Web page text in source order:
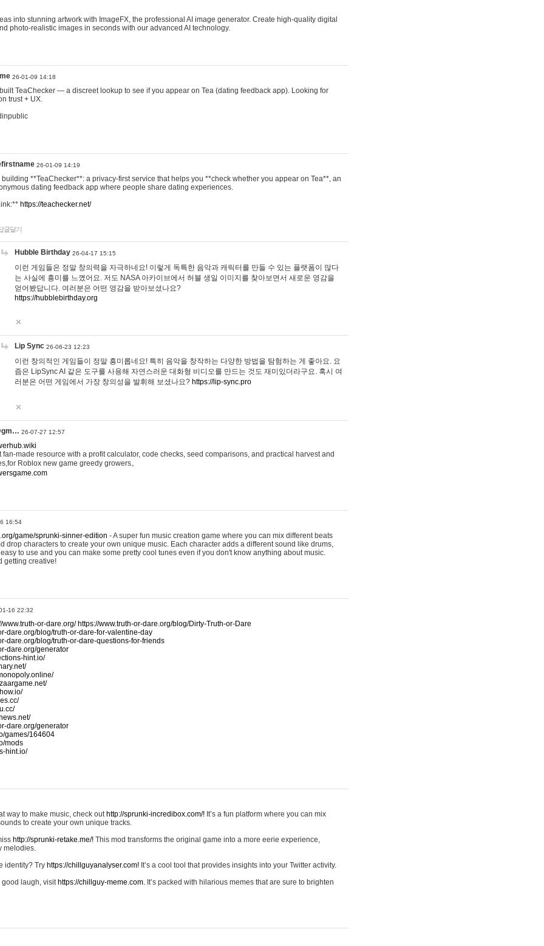
into stunning artwork with ImageFX, the professional AI image generator. Create high-quality digital
photo-realistic images in seconds with our advanced AI technology.
26-01-09 14:18
TeaChecker — a discreet lookup to see if you appear on Tea (dating feedback app). Looking for
trust + UX.
26-01-09 14:19
building **TeaChecker**: a privacy-first service that helps you **check whether you appear on Tea**, an
dating feedback app where people share dating experiences.
https://teachecker.net/
글달기
Hubble Birthday 26-04-17 15:15
이런 게임들은 정말 창의력을 자극하네요! 이렇게 독특한 음악과 캐릭터를 만들 수 있는 플랫폼이 많다
는 사실에 흥미를 느꼈어요. 저도 NASA 아카이브에서 허블 생일 이미지를 찾아보면서 새로운 영감을
얻어봤답니다. 여러분은 어떤 영감을 받아보셨나요?
https://hubblebirthday.org
Lip Sync 26-06-23 12:23
이런 창의적인 게임들이 정말 흥미롭네요! 특히 음악을 창작하는 다양한 방법을 탐험하는 게 좋아요. 요
즘은 LipSync AI 같은 도구를 사용해 자연스러운 대화형 비디오를 만드는 것도 재미있더라구요. 혹시 여
러분은 어떤 게임에서 가장 창의성을 발휘해 보셨나요? https://lip-sync.pro
26-07-27 12:57
made resource with a profit calculator, code checks, seed comparisons, and practical harvest and
Roblox new game greedy growers。
16:54
game/sprunki-sinner-edition - A super fun music creation game where you can mix different beats
drop characters to create your own unique music. Each character adds a different sound like drums,
to use and you can make some pretty cool tunes even if you don't know anything about music.
getting creative!
16 22:32
www.truth-or-dare.org/ https://www.truth-or-dare.org/blog/Dirty-Truth-or-Dare
dare.org/blog/truth-or-dare-for-valentine-day
dare.org/blog/truth-or-dare-questions-for-friends
dare.org/generator
hint.io/
dare.org/generator
games/164604
mods
hint.io/
way to make music, check out http://sprunki-incredibox.com/! It’s a fun platform where you can mix
to create your own unique tracks.
http://sprunki-retake.me/! This mod transforms the original game into a more eerie experience,
melodies.
identity? Try https://chillguyanalyser.com! It’s a cool tool that provides insights into your Twitter activity.
good laugh, visit https://chillguy-meme.com. It’s packed with hilarious memes that are sure to brighten